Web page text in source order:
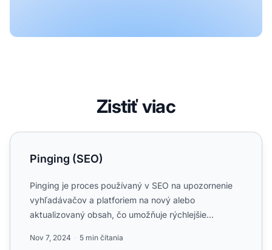
Zistiť viac
Pinging (SEO)
Pinging (SEO)
Pinging je proces používaný v SEO na upozornenie
vyhľadávačov a platforiem na nový alebo
aktualizovaný obsah, čo umožňuje rýchlejšie
Nov 7, 2024 5 min čítania